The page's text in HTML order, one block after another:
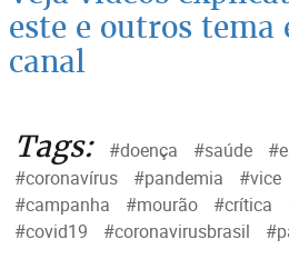
este e outros tema
canal
Tags: #doença #saúde
#coronavírus
#pandemia #vice
#campanha
#mourão #crítica
#covid19
#coronavirusbrasil